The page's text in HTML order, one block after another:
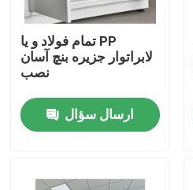
خانه
تمام فولاد و یا PP
لابراتوار جزیره بنچ آسان
نصب
ارسال سؤال